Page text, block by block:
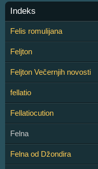
Indeks
Felis romulijana
Feljton
Feljton Večernjih novosti
fellatio
Fellatiocution
Felna
Felna od Džondira